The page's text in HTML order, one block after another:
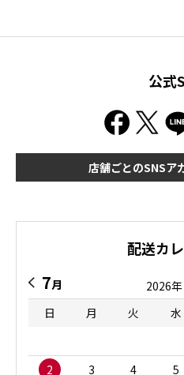
公式
店舗ごとのSNSア
配送カ
7月 2026年
日
月 火 水
2
3 4 5